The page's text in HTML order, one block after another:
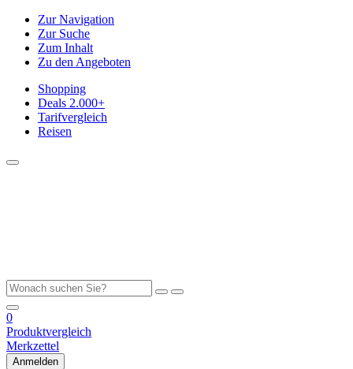
Zur Navigation
Zur Suche
Zum Inhalt
Zu den Angeboten
Shopping
Deals 2.000+
Tarifvergleich
Reisen
0
Produktvergleich
Merkzettel
Anmelden